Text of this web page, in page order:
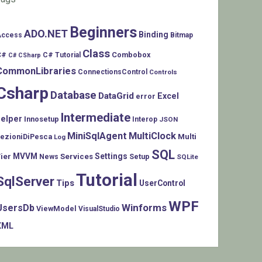
ADO.NET Beginners Binding Bitmap
C# CSharp C# Tutorial Class Combobox
ConnectionsControl Controls
Database DataGrid error Excel
Innosetup Intermediate Interop JSON
Log MiniSqlAgent MultiClock Multi
MVVM News Services Settings Setup SQL SQLite
TipsTutorial UserControl
ViewModel VisualStudio WinformsWPF